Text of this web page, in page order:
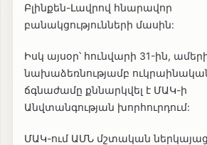
Բլինքեն-Լավրով հնարավոր
բանակցությունների մասին:
Իսկ այսօր՝ հունվարի 31-ին,
նախաձեռնությամբ
ճգնաժամը քննարկվել է ՄԱԿ-ի
Անվտանգության խորհուրդում:
ՄԱԿ-ում ԱՄՆ մշտական